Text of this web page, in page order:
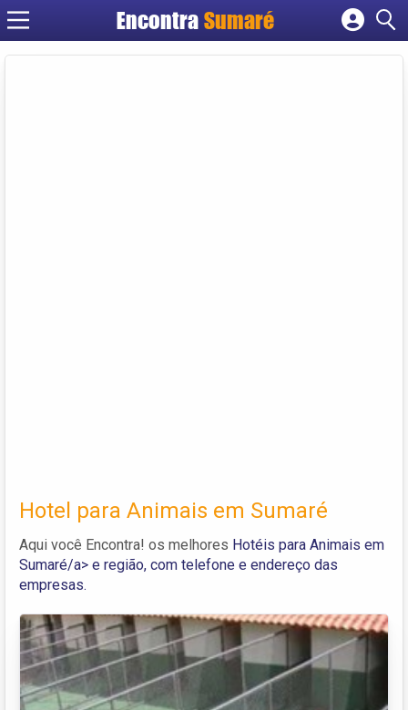
Encontra Sumaré
Cadastrar empresa
Hotel para Animais em Sumaré
Aqui você Encontra! os melhores Hotéis para Animais em
Sumaré/a> e região, com telefone e endereço das
empresas.